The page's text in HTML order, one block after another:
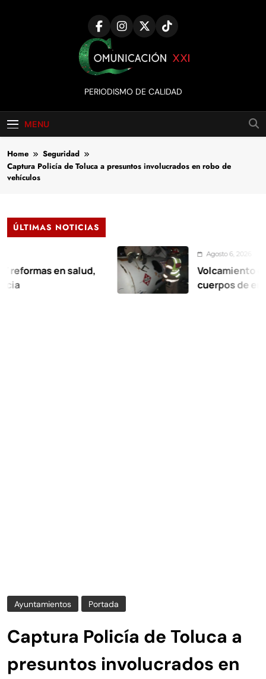
Comunicación
XXI
PERIODISMO DE CALIDAD
MENU
Home
Seguridad
Captura Policía de Toluca a presuntos involucrados en robo de
vehículos
ÚLTIMAS NOTICIAS
en salud,
Agosto 6, 2026
Volcamiento de pipa
cuerpos de
Ayuntamientos Portada
Captura Policía de Toluca a
presuntos involucrados en